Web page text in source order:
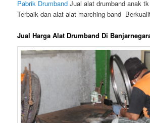
Pabrik Drumband Jual alat drumband anak
Terbaik dan alat alat marching band
Jual Harga Alat Drumband Di